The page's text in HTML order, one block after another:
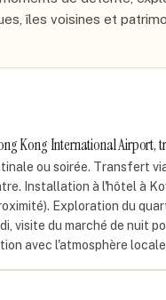
îles voisines et
Kong International Airport,
ou soirée. Transfert
Installation à l'hôtel à
Exploration du
visite du marché de nuit
avec l'atmosphère